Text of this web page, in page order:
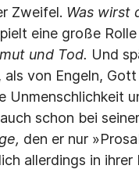
Zweifel. Was wirst
eine große
und Tod. Und
von Engeln,
Unmenschlichkeit
schon bei
den er nur
allerdings in